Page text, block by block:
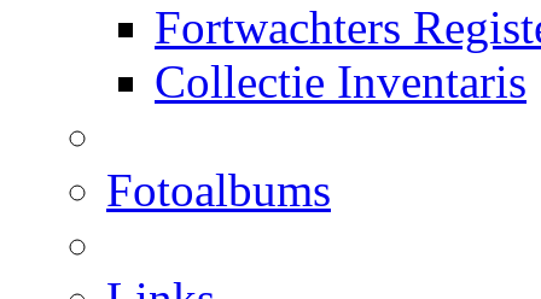
Fortwachters
Collectie Inventaris
Fotoalbums